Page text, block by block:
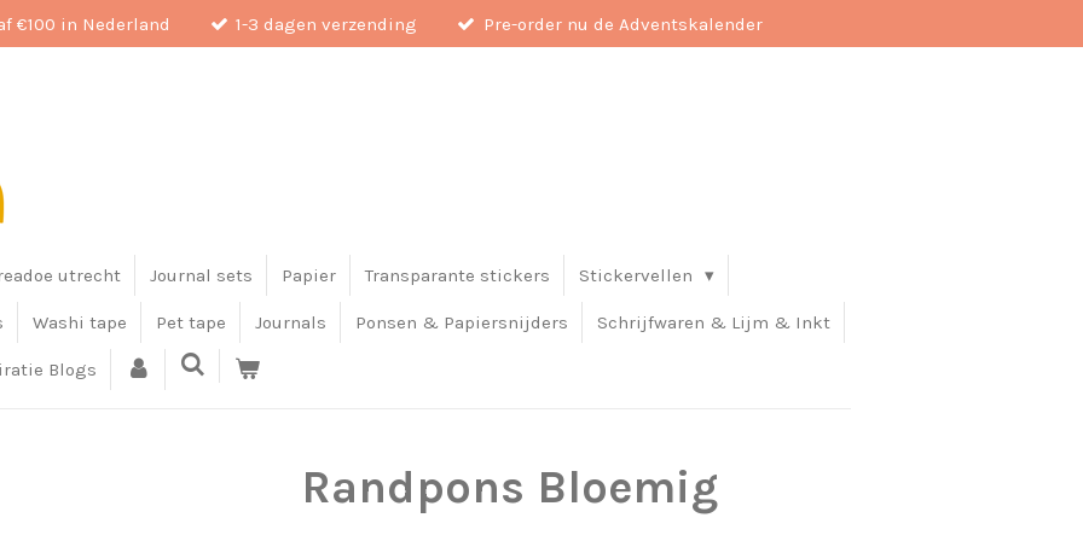
€100 in Nederland 1-3 dagen verzending Pre-order nu de Adventskalender
utrecht Journal sets Papier Transparante stickers Stickervellen
Washi tape Pet tape Journals Ponsen & Papiersnijders Schrijfwaren & Lijm & Inkt
Blogs
Randpons Bloemig